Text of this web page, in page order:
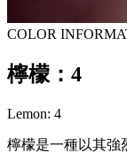
COLOR
檸檬：4
Lemon: 4
檸檬是一種以其強